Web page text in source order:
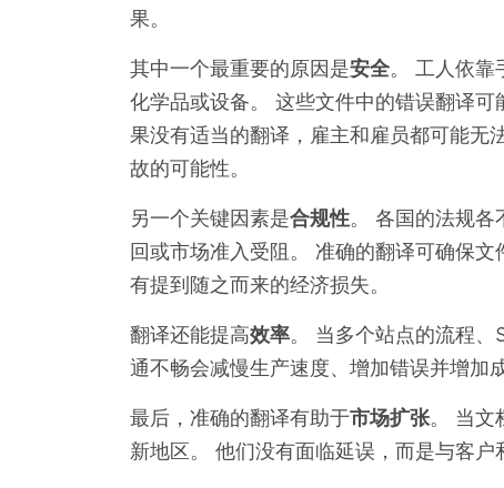
果。
其中一个最重要的原因是安全。 工人依靠
化学品或设备。 这些文件中的错误翻译
果没有适当的翻译，雇主和雇员都可能无
故的可能性。
另一个关键因素是合规性。 各国的法规各
回或市场准入受阻。 准确的翻译可确保
有提到随之而来的经济损失。
翻译还能提高效率。 当多个站点的流程、
通不畅会减慢生产速度、增加错误并增加成
最后，准确的翻译有助于市场扩张。 当文
新地区。 他们没有面临延误，而是与客户